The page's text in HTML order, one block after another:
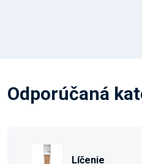
Odporúčaná
Líčenie